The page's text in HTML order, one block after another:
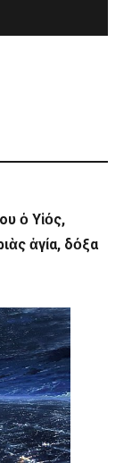
ὁ Υἱός,
ἁγία, δόξα